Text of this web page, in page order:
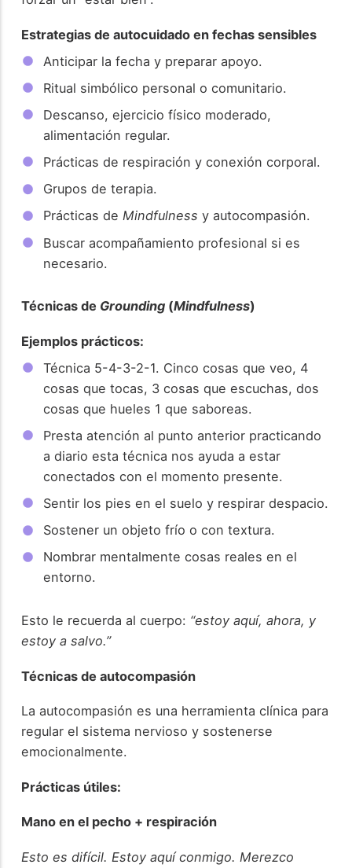
Estrategias de autocuidado en fechas sensibles
Anticipar la fecha y preparar apoyo.
Ritual simbólico personal o comunitario.
Descanso, ejercicio físico moderado,
alimentación regular.
Prácticas de respiración y conexión corporal.
Grupos de terapia.
Prácticas de Mindfulness y autocompasión.
Buscar acompañamiento profesional si es
necesario.
Técnicas de Grounding(Mindfulness)
Ejemplos prácticos:
Técnica 5-4-3-2-1. Cinco cosas que veo, 4
cosas que tocas, 3 cosas que escuchas, dos
cosas que hueles 1 que saboreas.
Presta atención al punto anterior practicando
a diario esta técnica nos ayuda a estar
conectados con el momento presente.
Sentir los pies en el suelo y respirar despacio.
Sostener un objeto frío o con textura.
Nombrar mentalmente cosas reales en el
entorno.
Esto le recuerda al cuerpo: “estoy aquí, ahora, y
estoy a salvo.”
Técnicas de autocompasión
La autocompasión es una herramienta clínica para
regular el sistema nervioso y sostenerse
emocionalmente.
Prácticas útiles:
Mano en el pecho + respiración
Esto es difícil. Estoy aquí conmigo. Merezco